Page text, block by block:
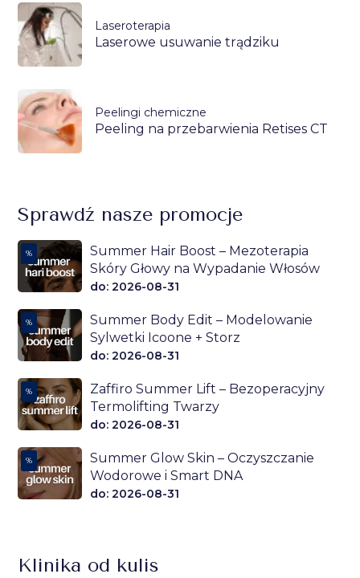
Laseroterapia
Laserowe usuwanie trądziku
Peelingi chemiczne
Peeling na przebarwienia Retises CT
Sprawdź nasze promocje
%
Summer Hair Boost – Mezoterapia
Skóry Głowy na Wypadanie Włosów
do: 2026-08-31
%
Summer Body Edit – Modelowanie
Sylwetki Icoone + Storz
do: 2026-08-31
%
Zaffiro Summer Lift – Bezoperacyjny
Termolifting Twarzy
do: 2026-08-31
%
Summer Glow Skin – Oczyszczanie
Wodorowe i Smart DNA
do: 2026-08-31
Klinika od kulis